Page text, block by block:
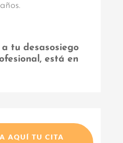
tu desasosiego
está en
AQUÍ TU CITA